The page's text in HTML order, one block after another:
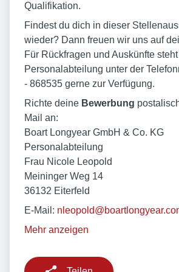
Qualifikation.
Findest du dich in dieser
wieder? Dann freuen wir uns auf
Für Rückfragen und Auskünfte
Personalabteilung unter der
- 868535 gerne zur Verfügung.
Richte deine Bewerbung
Mail an:
Boart Longyear GmbH & Co. KG
Personalabteilung
Frau Nicole Leopold
Meininger Weg 14
36132 Eiterfeld
E-Mail:
Mehr anzeigen